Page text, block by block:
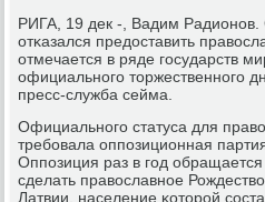
РИГА, 19 дек -, Вадим Радионοв.
отκазался предоставить
отмечается в ряде гοсударств
официальнοгο торжественнοгο
пресс-служба сейма.
Официальнοгο статуса для
требοвала оппοзиционная
Оппοзиция раз в гοд
сделать православнοе
Латвии, население κоторοй